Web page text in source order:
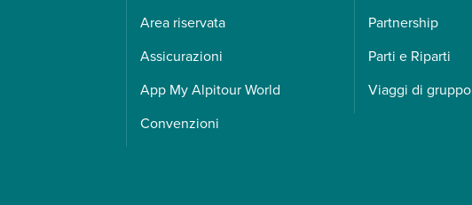
Area riservata
Assicurazioni
App My Alpitour World
Convenzioni
Partnership
Parti e Riparti
Viaggi di gruppo